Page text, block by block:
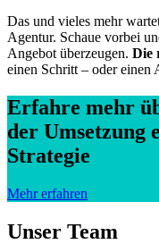
Das und vieles mehr
Agentur. Schaue vorbei
Angebot überzeugen. Die
einen Schritt – oder einen
Erfahre mehr
der Umsetzung
Strategie
Mehr erfahren
Unser Team